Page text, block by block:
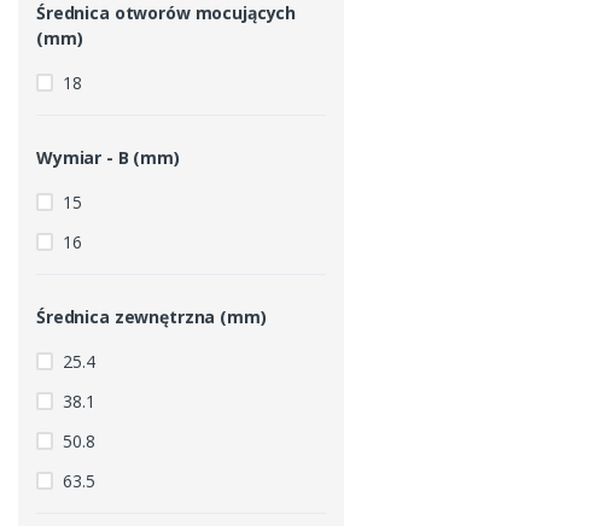
Średnica otworów mocujących
(mm)
18
Wymiar - B (mm)
15
16
Średnica zewnętrzna (mm)
25.4
38.1
50.8
63.5